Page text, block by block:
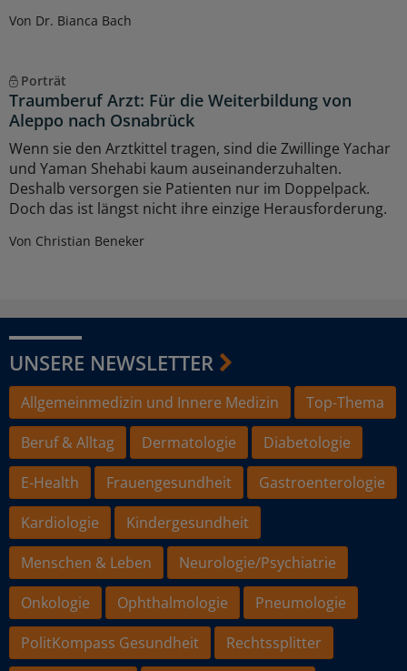
Von Dr. Bianca Bach
Porträt
Traumberuf Arzt: Für die Weiterbildung von
Aleppo nach Osnabrück
Wenn sie den Arztkittel tragen, sind die Zwillinge Yachar
und Yaman Shehabi kaum auseinanderzuhalten.
Deshalb versorgen sie Patienten nur im Doppelpack.
Doch das ist längst nicht ihre einzige Herausforderung.
Von Christian Beneker
UNSERE NEWSLETTER
Allgemeinmedizin und Innere Medizin
Top-Thema
Beruf & Alltag
Dermatologie
Diabetologie
E-Health
Frauengesundheit
Gastroenterologie
Kardiologie
Kindergesundheit
Menschen & Leben
Neurologie/Psychiatrie
Onkologie
Ophthalmologie
Pneumologie
PolitKompass Gesundheit
Rechtssplitter